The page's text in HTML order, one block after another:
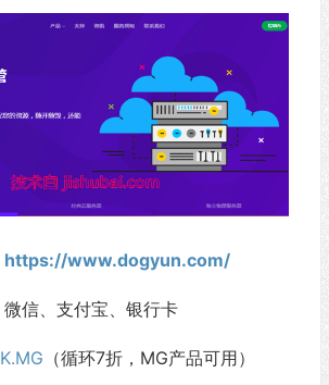
https://www.dogyun.com/
信、支付宝、银行卡
（循环7折，MG产品可用）